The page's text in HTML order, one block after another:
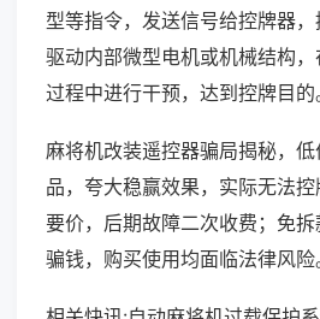
型等指令，发送信号给控牌器
驱动内部微型电机或机械结构
过程中进行干预，达到控牌目的
麻将机改装遥控器骗局揭秘，
品，夸大稳赢效果，实际无法
要价，后期故障二次收费；免
骗钱，购买使用均面临法律风险